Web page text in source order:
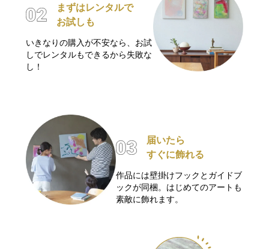
まずはレンタルで
お試しも
いきなりの購入が不安なら、お試
しでレンタルもできるから失敗な
し！
届いたら
すぐに飾れる
作品には壁掛けフックとガイドブ
ックが同梱。はじめてのアートも
素敵に飾れます。